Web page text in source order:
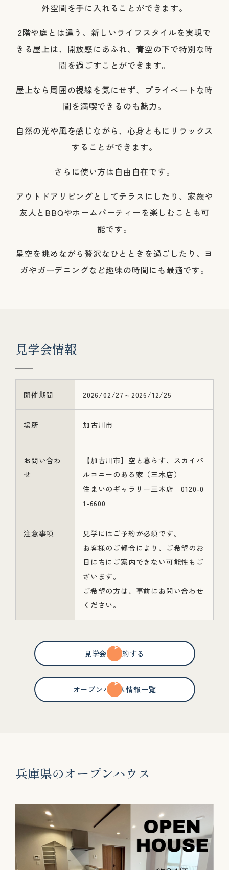
外空間を手に入れることができます。
2階や庭とは違う、新しいライフスタイルを実現で
きる屋上は、開放感にあふれ、青空の下で特別な時
間を過ごすことができます。
屋上なら周囲の視線を気にせず、プライベートな時
間を満喫できるのも魅力。
自然の光や風を感じながら、心身ともにリラックス
することができます。
さらに使い方は自由自在です。
アウトドアリビングとしてテラスにしたり、家族や
友人とBBQやホームパーティーを楽しむことも可
能です。
星空を眺めながら贅沢なひとときを過ごしたり、ヨ
ガやガーデニングなど趣味の時間にも最適です。
見学会情報
開催期間 2026/02/27～2026/12/25
場所 加古川市
お問い合わ
せ
【加古川市】空と暮らす、スカイバ
ルコニーのある家（三木店）
住まいのギャラリー三木店 0120-0
1-6600
注意事項
見学にはご予約が必須です。
お客様のご都合により、ご希望のお
日にちにご案内できない可能性もご
ざいます。
ご希望の方は、事前にお問い合わせ
ください。
見学会を予約する
オープンハウス情報一覧
兵庫県のオープンハウ ス